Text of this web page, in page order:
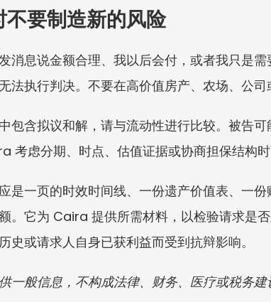
不要制造新的风险
消息说金额合理、我以后会付，或者我只是
法执行判决。不要在高价值房产、农场、公司
包含拟议和解，请与流动性进行比较。被告
考虑分期、时点、估值证据或协商担保结构时
是一页的时效时间线、一份遗产价值表、一
。它为 Caira 提供所需材料，以检验请求是
史或请求人自身已获利益而受到抗辩影响。
一般信息，不构成法律、财务、医疗或税务建